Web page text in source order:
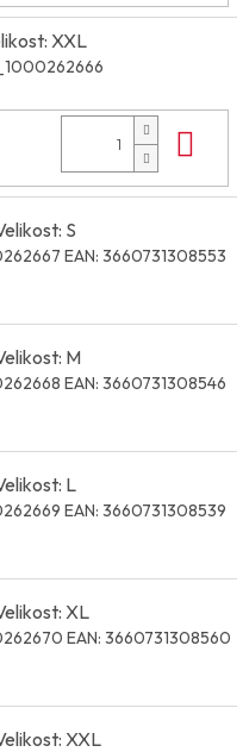
XXL
S
EAN: 3660731308553
M
EAN: 3660731308546
L
EAN: 3660731308539
XL
EAN: 3660731308560
XXL